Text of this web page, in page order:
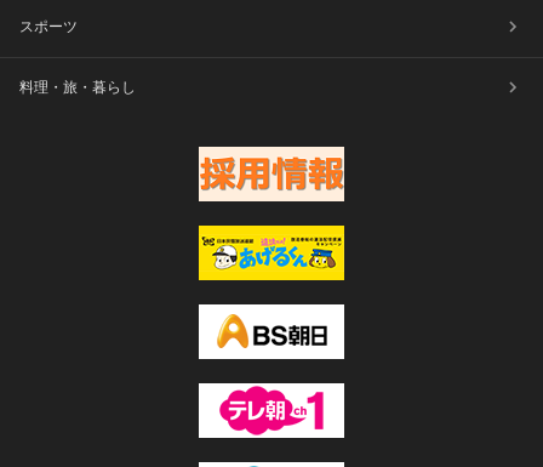
スポーツ
料理・旅・暮らし